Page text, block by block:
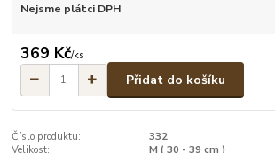
Nejsme plátci DPH
369 Kč/ks
Přidat do košíku
Číslo produktu:
332
Velikost:
M ( 30 - 39 cm )